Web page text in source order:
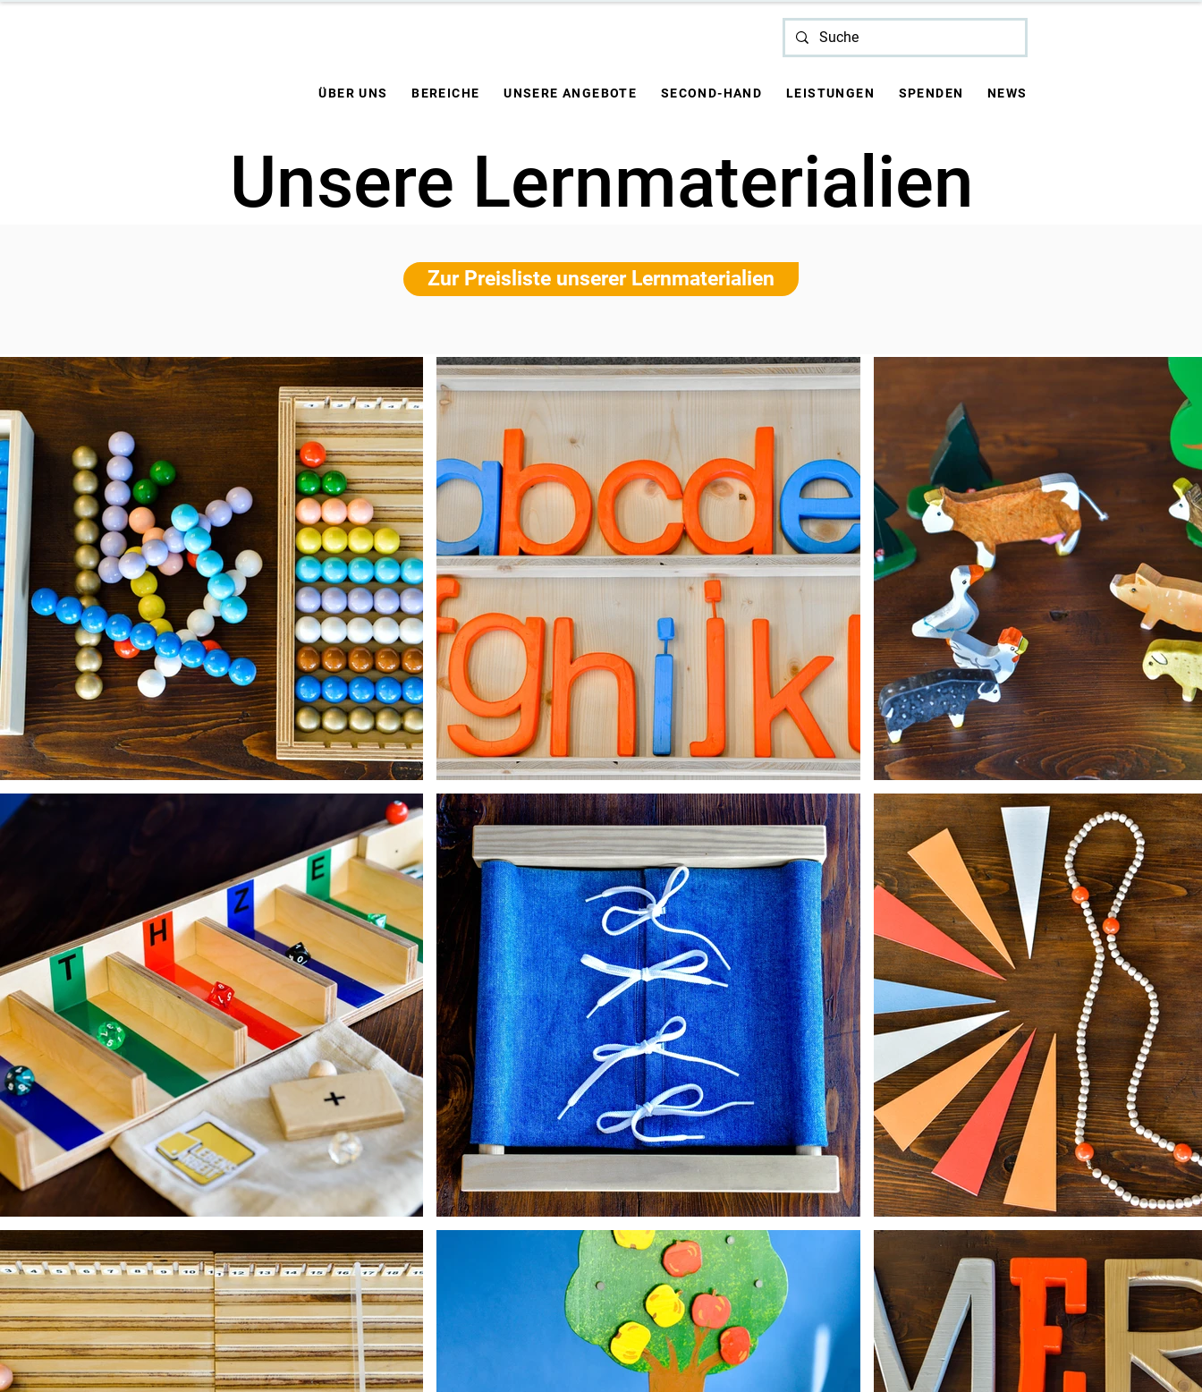
ÜBER UNS BEREICHE UNSERE ANGEBOTE SECOND-HAND LEISTUNGEN SPENDEN NEWS
Unsere Lernmaterialien
Zur Preisliste unserer Lernmaterialien